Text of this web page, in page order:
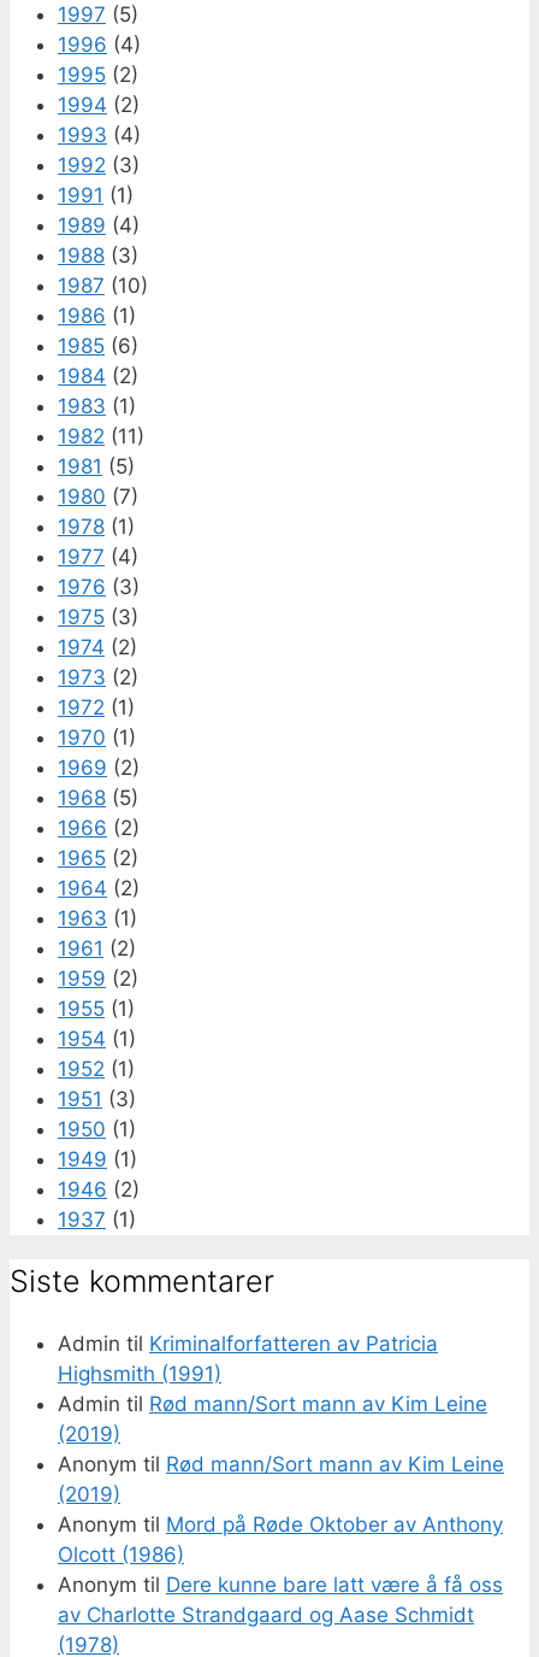
1997 (5)
1996 (4)
1995 (2)
1994 (2)
1993 (4)
1992 (3)
1991 (1)
1989 (4)
1988 (3)
1987 (10)
1986 (1)
1985 (6)
1984 (2)
1983 (1)
1982 (11)
1981 (5)
1980 (7)
1978 (1)
1977 (4)
1976 (3)
1975 (3)
1974 (2)
1973 (2)
1972 (1)
1970 (1)
1969 (2)
1968 (5)
1966 (2)
1965 (2)
1964 (2)
1963 (1)
1961 (2)
1959 (2)
1955 (1)
1954 (1)
1952 (1)
1951 (3)
1950 (1)
1949 (1)
1946 (2)
1937 (1)
Siste kommentarer
Admin til Kriminalforfatteren av Patricia
Highsmith (1991)
Admin til Rød mann/Sort mann av Kim Leine
(2019)
Anonym til Rød mann/Sort mann av Kim Leine
(2019)
Anonym til Mord på Røde Oktober av Anthony
Olcott (1986)
Anonym til Dere kunne bare latt være å få oss
av Charlotte Strandgaard og Aase Schmidt
(1978)